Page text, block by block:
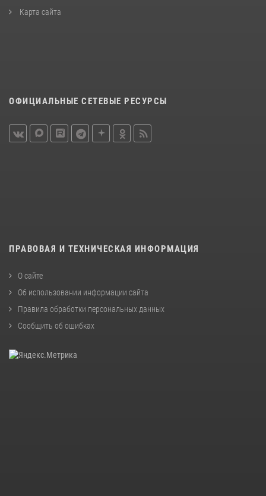
Карта сайта
ОФИЦИАЛЬНЫЕ СЕТЕВЫЕ РЕСУРСЫ
ПРАВОВАЯ И ТЕХНИЧЕСКАЯ ИНФОРМАЦИЯ
О сайте
Об использовании информации сайта
Правила обработки персональных данных
Сообщить об ошибках